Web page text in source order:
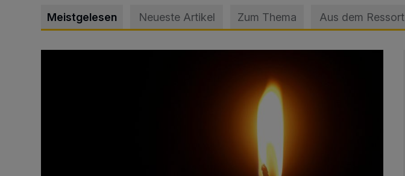
Meistgelesen Neueste Artikel Zum Thema Aus dem Ressort